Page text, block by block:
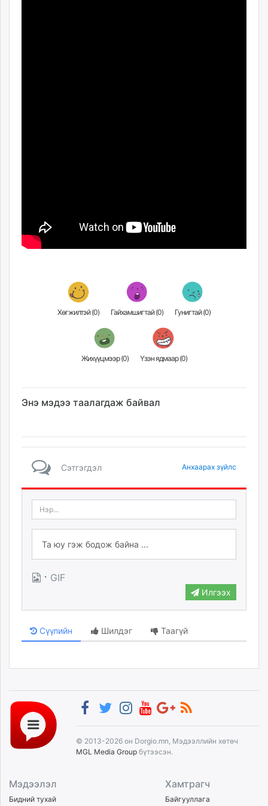
paparazzi.mn
unread.today
Хөгжилтэй (0) Гайхамшигтай (0) Гунигтай (0)
Жихүүцмээр (0) Үзэн ядмаар (0)
Энэ мэдээ таалагдаж байвал
Сэтгэгдэл Анхаарах зүйлс
· GIF
Илгээх
Сүүлийн Шилдэг Таагүй
© 2013-2026 он Dorgio.mn, Мэдээллийн хөтөч
MGL Media Group бүтээсэн.
Мэдээлэл
Бидний тухай
Хамтрагч
Байгууллага